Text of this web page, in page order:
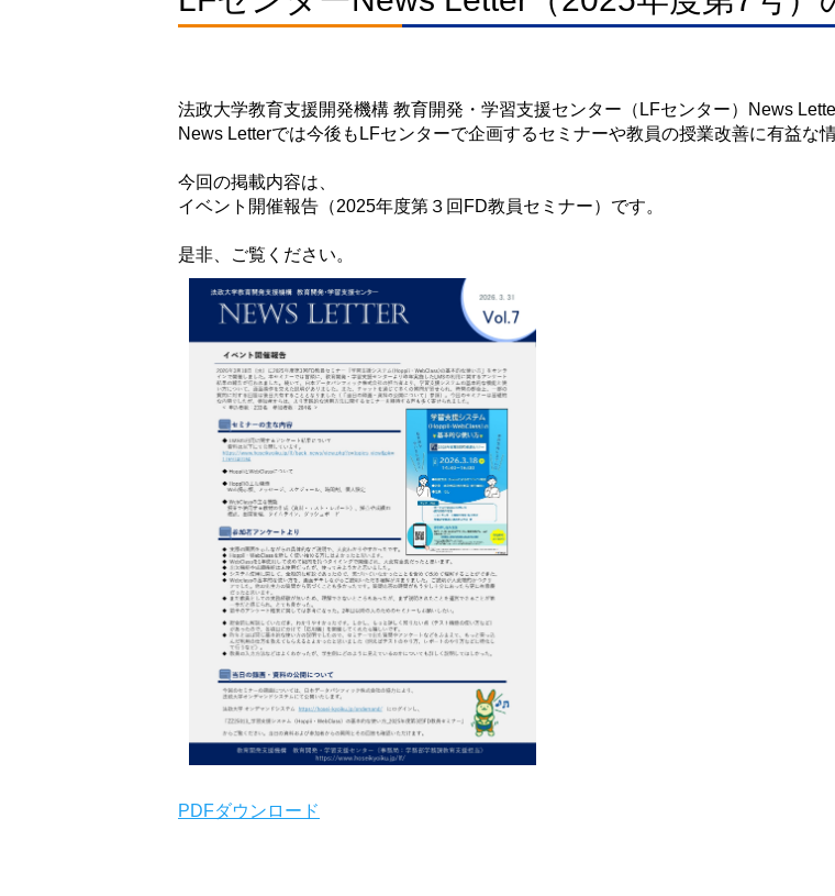
法政大学教育支援開発機構 教育開発・学習支援センター（LFセンター）News
News Letterでは今後もLFセンターで企画するセミナーや教員の授業改善に有益な
今回の掲載内容は、
イベント開催報告（2025年度第３回FD教員セミナー）です。
是非、ご覧ください。
PDFダウンロード